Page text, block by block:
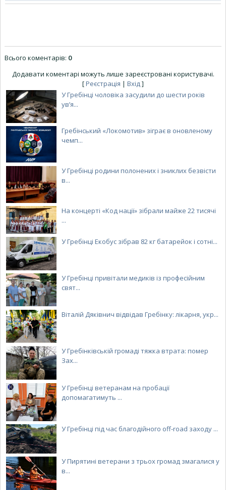
Всього коментарів: 0
Додавати коментарі можуть лише зареєстровані користувачі.
[Реєстрація | Вхід ]
У Гребінці чоловіка засудили до шести років
ув’я...
Гребінський «Локомотив» зіграє в оновленому
чемп...
У Гребінці родини полонених і зниклих безвісти
в...
На концерті «Код нації» зібрали майже 22 тисячі
...
У Гребінці Екобус зібрав 82 кг батарейок і сотні...
У Гребінці привітали медиків із професійним
свят...
Віталій Дяківнич відвідав Гребінку: лікарня, укр...
У Гребінківській громаді тяжка втрата: помер
Зах...
У Гребінці ветеранам на пробації
допомагатимуть ...
У Гребінці під час благодійного off-road заходу ...
У Пирятині ветерани з трьох громад змагалися у
в...